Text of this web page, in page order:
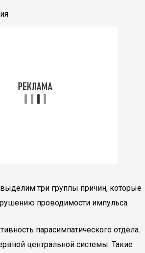
три группы причин, которые
проводимости импульса.
парасимпатического отдела.
центральной системы. Такие